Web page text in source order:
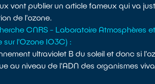
vont publier un article fameux qui va
de l'ozone.
CNRS - Laboratoire Atmosphères
l'Ozone IO3C) :
ultraviolet B du soleil et donc si
au niveau de l'ADN des organismes